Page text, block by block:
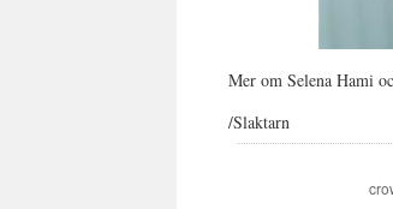
Mer om Selena Hami
/Slaktarn